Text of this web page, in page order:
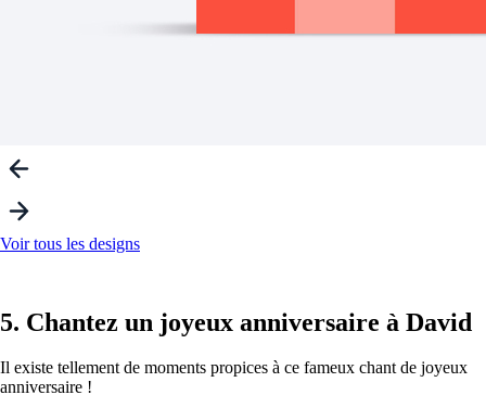
Voir tous les designs
5. Chantez un joyeux anniversaire à David
Il existe tellement de moments propices à ce fameux chant de joyeux
anniversaire !